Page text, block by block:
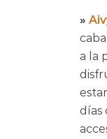
»
a la
días